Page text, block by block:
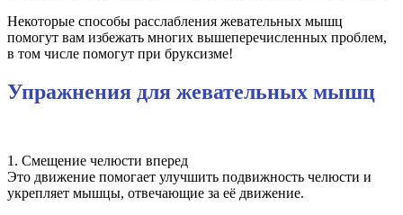
Некоторые способы расслабления жевательных мышц
помогут вам избежать многих вышеперечисленных проблем,
в том числе помогут при бруксизме!
Упражнения для жевательных мышц
1. Смещение челюсти вперед
Это движение помогает улучшить подвижность челюсти и
укрепляет мышцы, отвечающие за её движение.